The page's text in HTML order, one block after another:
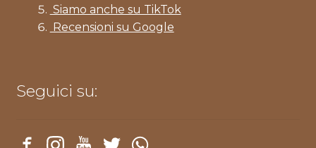
Siamo anche su TikTok
Recensioni su Google
Seguici su: